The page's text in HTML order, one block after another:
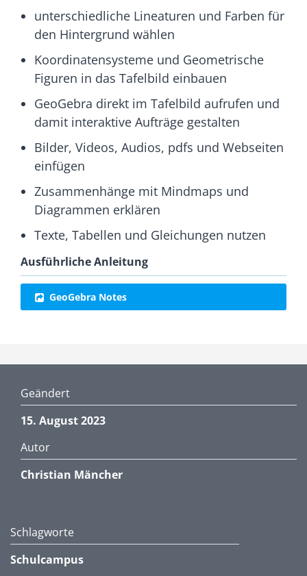
unterschiedliche Lineaturen und Farben für
den Hintergrund wählen
Koordinatensysteme und Geometrische
Figuren in das Tafelbild einbauen
GeoGebra direkt im Tafelbild aufrufen und
damit interaktive Aufträge gestalten
Bilder, Videos, Audios, pdfs und Webseiten
einfügen
Zusammenhänge mit Mindmaps und
Diagrammen erklären
Texte, Tabellen und Gleichungen nutzen
Ausführliche Anleitung
GeoGebra Notes
Geändert
15. August 2023
Autor
Christian Mäncher
Schlagworte
Schulcampus